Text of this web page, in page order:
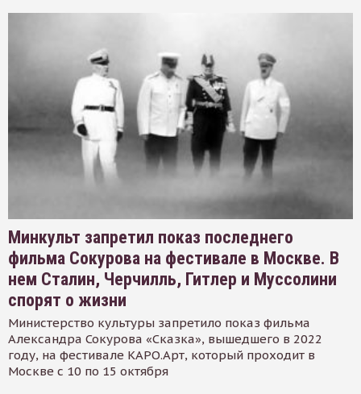
Минкульт запретил показ последнего
фильма Сокурова на фестивале в Москве. В
нем Сталин, Черчилль, Гитлер и Муссолини
спорят о жизни
Министерство культуры запретило показ фильма
Александра Сокурова «Сказка», вышедшего в 2022
году, на фестивале КАРО.Арт, который проходит в
Москве с 10 по 15 октября